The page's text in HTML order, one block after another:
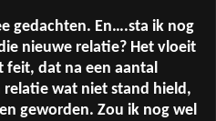
gedachten. En….sta ik nog
nieuwe relatie? Het vloeit
dat na een aantal
wat niet stand hield,
geworden. Zou ik nog wel